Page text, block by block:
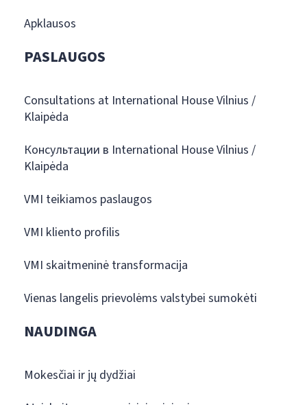
Apklausos
PASLAUGOS
Consultations at International House Vilnius /
Klaipėda
Консультации в International House Vilnius /
Klaipėda
VMI teikiamos paslaugos
VMI kliento profilis
VMI skaitmeninė transformacija
Vienas langelis prievolėms valstybei sumokėti
NAUDINGA
Mokesčiai ir jų dydžiai